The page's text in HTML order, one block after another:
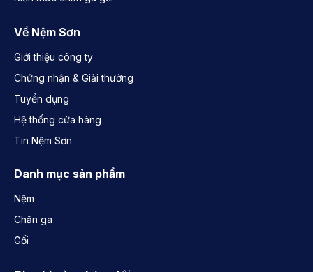
Về Nệm Sơn
Giới thiệu công ty
Chứng nhận & Giải thưởng
Tuyển dụng
Hệ thống cửa hàng
Tin Nệm Sơn
Danh mục sản phẩm
Nệm
Chăn ga
Gối